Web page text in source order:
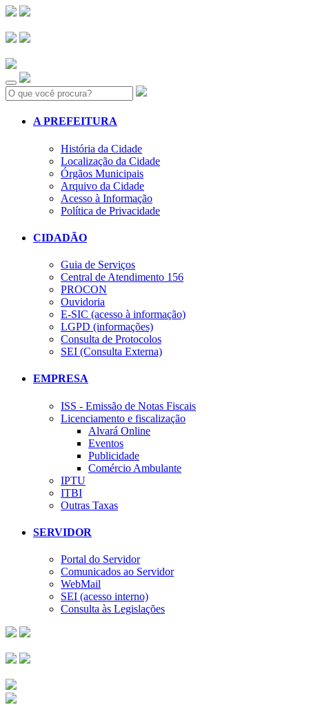
Search:
A PREFEITURA
História da Cidade
Localização da Cidade
Órgãos Municipais
Arquivo da Cidade
Acesso à Informação
Política de Privacidade
CIDADÃO
Guia de Serviços
Central de Atendimento 156
PROCON
Ouvidoria
E-SIC (acesso à informação)
LGPD (informações)
Consulta de Protocolos
SEI (Consulta Externa)
EMPRESA
ISS - Emissão de Notas Fiscais
Licenciamento e fiscalização
Alvará Online
Eventos
Publicidade
Comércio Ambulante
IPTU
ITBI
Outras Taxas
SERVIDOR
Portal do Servidor
Comunicados ao Servidor
WebMail
SEI (acesso interno)
Consulta às Legislações